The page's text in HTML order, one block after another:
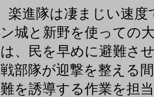
楽進隊は凄まじい速
ン城と新野を使っての
は、民を早めに避難さ
戦部隊が迎撃を整える
難を誘導する作業を担